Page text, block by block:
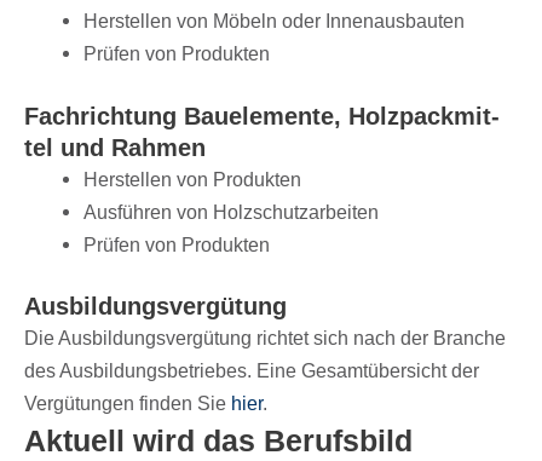
Herstel­len von Möbeln oder Innenausbauten
Prüfen von Produkten
Fach­rich­tung Bauele­mente, Holz­pack­mit­
tel und Rahmen
Herstel­len von Produkten
Ausfüh­ren von Holzschutzarbeiten
Prüfen von Produkten
Ausbil­dungs­ver­gü­tung
Die Ausbil­dungs­ver­gü­tung rich­tet sich nach der Bran­che
des Ausbil­dungs­be­trie­bes. Eine Gesamt­über­sicht der
Vergü­tun­gen finden Sie hier.
Aktuell wird das Berufsbild